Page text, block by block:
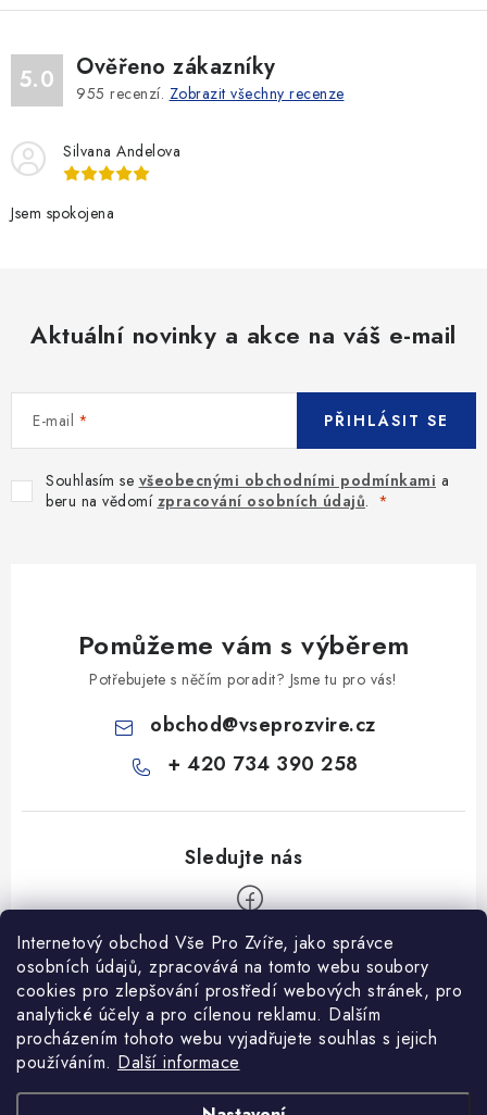
Internetový obchod Vše Pro Zvíře, jako správce
osobních údajů, zpracovává na tomto webu soubory
cookies pro zlepšování prostředí webových stránek, pro
analytické účely a pro cílenou reklamu. Dalším
procházením tohoto webu vyjadřujete souhlas s jejich
používáním. Další informace
á
d
a
c
p
v
i
u
5.0 Ověřeno zákazníky
955 recenzí. Zobrazit všechny recenze
Silvana Andelova
Jsem spokojena
Aktuální novinky a akce na váš e-mail
E-mail
Souhlasím se všeobecnými obchodními podmínkami a
beru na vědomí zpracování osobních údajů.
PŘIHLÁSIT SE
Pomůžeme vám s výběrem
Potřebujete s něčím poradit? Jsme tu pro vás!
obchod@vseprozvire.cz
+ 420 734 390 258
Informace pro Vás
Ceník dopravy
Kontakty
Heuréka recenze